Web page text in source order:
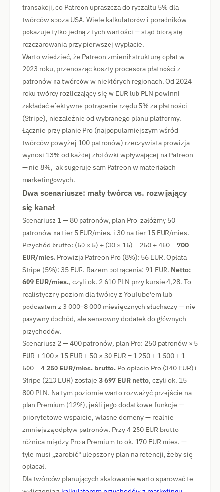
transakcji, co Patreon upraszcza do ryczałtu 5% dla
twórców spoza USA. Wiele kalkulatorów i poradników
pokazuje tylko jedną z tych wartości — stąd biorą się
rozczarowania przy pierwszej wypłacie.
Warto wiedzieć, że Patreon zmienił strukturę opłat w
2023 roku, przenosząc koszty procesora płatności z
patronów na twórców w niektórych regionach. Od 2024
roku twórcy rozliczający się w EUR lub PLN powinni
zakładać efektywne potrącenie rzędu 5% za płatności
(Stripe), niezależnie od wybranego planu platformy.
Łącznie przy planie Pro (najpopularniejszym wśród
twórców powyżej 100 patronów) rzeczywista prowizja
wynosi 13% od każdej złotówki wpływającej na Patreon
— nie 8%, jak sugeruje sam Patreon w materiałach
marketingowych.
Dwa scenariusze: mały twórca vs. rozwijający
się kanał
Scenariusz 1 — 80 patronów, plan Pro: załóżmy 50
patronów na tier 5 EUR/mies. i 30 na tier 15 EUR/mies.
Przychód brutto: (50 × 5) + (30 × 15) = 250 + 450 =700
EUR/mies. Prowizja Patreon Pro (8%): 56 EUR. Opłata
Stripe (5%): 35 EUR. Razem potrącenia: 91 EUR. Netto:
609 EUR/mies., czyli ok. 2 610 PLN przy kursie 4,28. To
realistyczny poziom dla twórcy z YouTube'em lub
podcastem z 3 000–8 000 miesięcznych słuchaczy — nie
pasywny dochód, ale sensowny dodatek do głównych
przychodów.
Scenariusz 2 — 400 patronów, plan Pro: 250 patronów × 5
EUR + 100 × 15 EUR + 50 × 30 EUR = 1 250 + 1 500 + 1
500 =4 250 EUR/mies. brutto. Po opłacie Pro (340 EUR) i
Stripe (213 EUR) zostaje 3 697 EUR netto, czyli ok. 15
800 PLN. Na tym poziomie warto rozważyć przejście na
plan Premium (12%), jeśli jego dodatkowe funkcje —
priorytetowe wsparcie, własne domeny — realnie
zmniejszą odpływ patronów. Przy 4 250 EUR brutto
różnica między Pro a Premium to ok. 170 EUR mies. —
tyle musi „zarobić" ulepszony plan na retencji, żeby się
opłacał.
Dla twórców planujących skalowanie warto sparować te